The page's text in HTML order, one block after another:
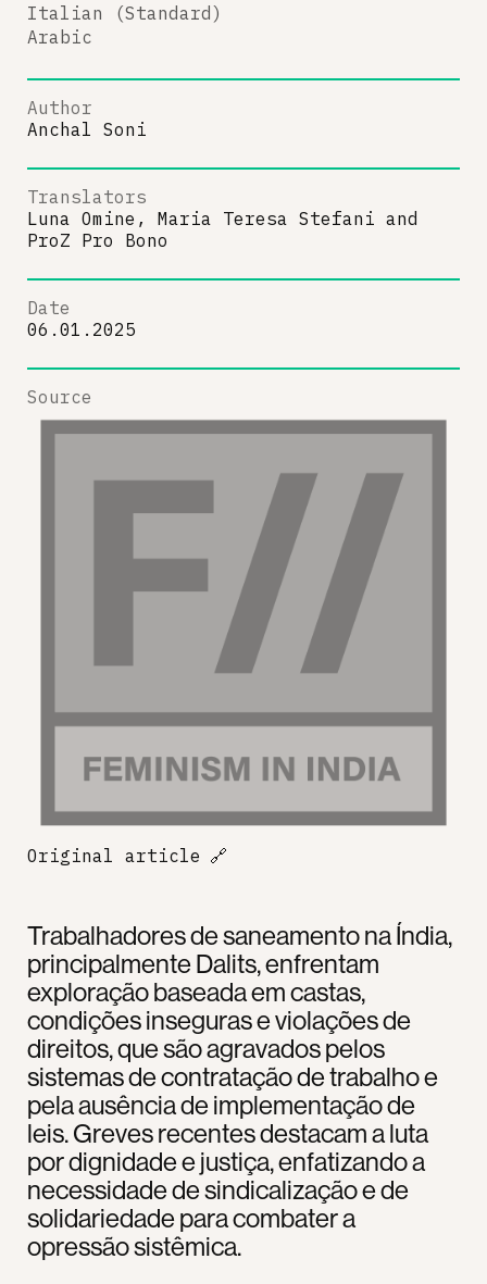
Trabalhadores de saneamento na Índia,
principalmente Dalits, enfrentam
exploração baseada em castas,
condições inseguras e violações de
direitos, que são agravados pelos
sistemas de contratação de trabalho e
pela ausência de implementação de
leis. Greves recentes destacam a luta
por dignidade e justiça, enfatizando a
necessidade de sindicalização e de
solidariedade para combater a
opressão sistêmica.
Italian (Standard)
Arabic
Author
Anchal Soni
Translators
Luna Omine, Maria Teresa Stefani and
ProZ Pro Bono
Date
06.01.2025
Source
Original article 🔗